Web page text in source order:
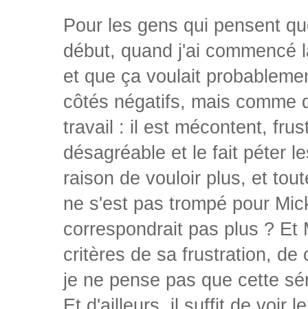
Pour les gens qui pensent
début, quand j'ai commencé
et que ça voulait
côtés négatifs, mais comme
travail : il est mécontent,
désagréable et le fait péter
raison de vouloir plus, et
ne s'est pas trompé pour
correspondrait pas plus ? Et
critères de sa frustration, de
je ne pense pas que cette